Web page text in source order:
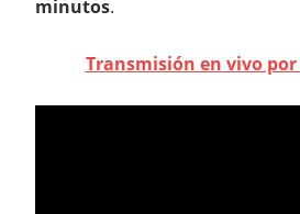
minutos.
Transmisión en vivo por